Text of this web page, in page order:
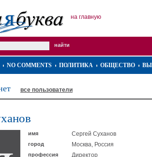
на главную
NO COMMENTS ПОЛИТИКА ОБЩЕСТВО
все пользователи
имя Сергей Суханов
город Москва, Россия
профессия Директор